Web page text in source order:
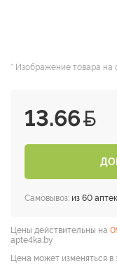
* Изображение товара на
13.66
Самовывоз: из 60
Цены действительны на
apte4ka.by
Цена может изменяться в